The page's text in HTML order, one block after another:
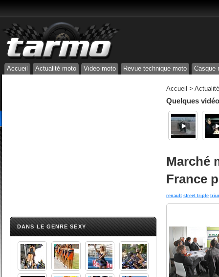
Accueil Actualité moto Video moto Revue technique moto Casque
DANS LE GENRE SEXY
Accueil >
Quelques
Marché
France
renault street triple